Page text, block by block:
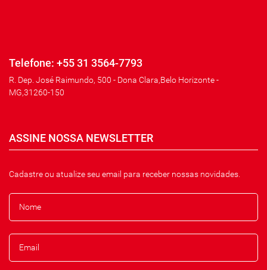
Telefone: +55 31 3564-7793
R. Dep. José Raimundo, 500 - Dona Clara,Belo Horizonte -
MG,31260-150
ASSINE NOSSA NEWSLETTER
Cadastre ou atualize seu email para receber nossas novidades.